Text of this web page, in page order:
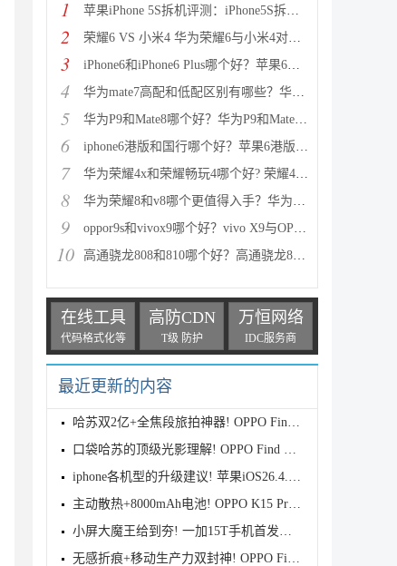
1 苹果iPhone 5S拆机评测：iPhone5S拆机图解详细教程(真
2 荣耀6 VS 小米4 华为荣耀6与小米4对比评测（详细全面
3 iPhone6和iPhone6 Plus哪个好？苹果6和iPhone6 Plus区
4 华为mate7高配和低配区别有哪些？华为mate7低配(标准
5 华为P9和Mate8哪个好？华为P9和Mate8详细对比评测
6 iphone6港版和国行哪个好？苹果6港版和国行区别对比评
7 华为荣耀4x和荣耀畅玩4哪个好? 荣耀4x和荣耀畅玩4区别
8 华为荣耀8和v8哪个更值得入手？华为荣耀v8和荣耀8全面
9 oppor9s和vivox9哪个好？vivo X9与OPPO R9s区别对比深
10 高通骁龙808和810哪个好？高通骁龙808和810区别对比评
在线工具
代码格式化等
高防CDN
T级 防护
万恒网络
IDC服务商
最近更新的内容
哈苏双2亿+全焦段旅拍神器! OPPO Find X9s Pro首发全
口袋哈苏的顶级光影理解! OPPO Find X9 Ultra首发评测
iphone各机型的升级建议! 苹果iOS26.4.1正式版续航测
主动散热+8000mAh电池! OPPO K15 Pro首发评测
小屏大魔王给到夯! 一加15T手机首发测评
无感折痕+移动生产力双封神! OPPO Find N6首发测评